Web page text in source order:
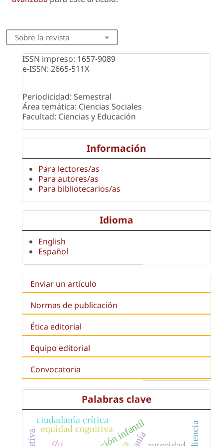
Sobre la revista
ISSN impreso: 1657-9089
e-ISSN: 2665-511X
Periodicidad: Semestral
Área temática: Ciencias Sociales
Facultad: Ciencias y Educación
Información
Para lectores/as
Para autores/as
Para bibliotecarios/as
Idioma
English
Español
Enviar un artículo
Normas de publicación
Ética editorial
Equipo editorial
Convocatoria
Palabras clave
equidad cognitiva
ciudadanía crítica